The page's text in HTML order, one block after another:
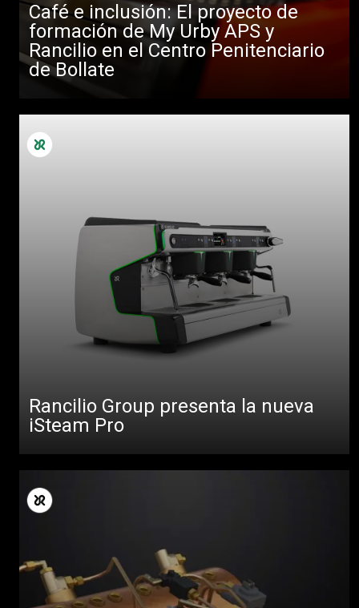
Café e inclusión: El proyecto de
formación de My Urby APS y
Rancilio en el Centro Penitenciario
de Bollate
Rancilio Group presenta la nueva
iSteam Pro